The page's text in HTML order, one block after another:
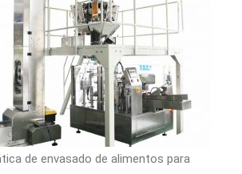
de envasado de alimentos para